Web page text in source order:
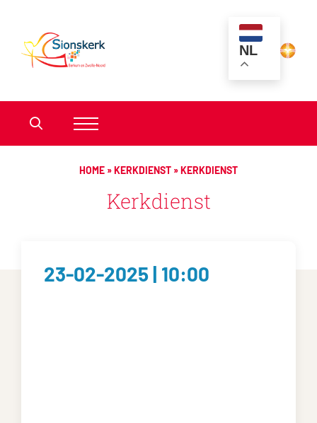
NL
HOME »KERKDIENST »KERKDIENST
Kerkdienst
23-02-2025 | 10:00